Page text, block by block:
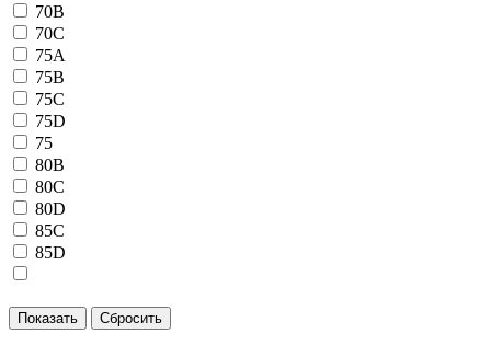
70B
70C
75A
75B
75C
75D
75
80B
80C
80D
85C
85D